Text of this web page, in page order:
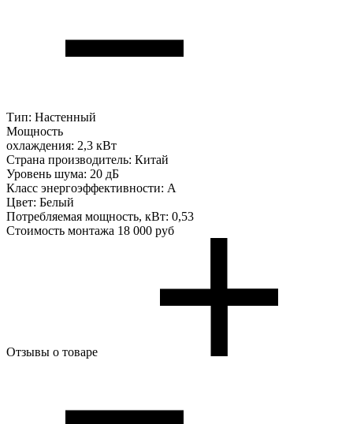
Тип: Настенный
Мощность
охлаждения: 2,3 кВт
Страна производитель: Китай
Уровень шума: 20 дБ
Класс энергоэффективности: A
Цвет: Белый
Потребляемая мощность, кВт: 0,53
Стоимость монтажа 18 000 руб
Отзывы о товаре